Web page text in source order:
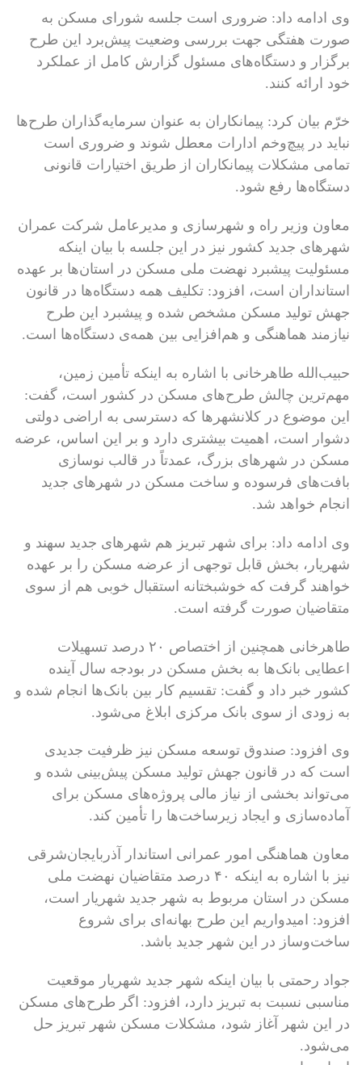
وی ادامه داد: ضروری است جلسه شورای مسکن به
صورت هفتگی جهت بررسی وضعیت پیش‌برد این طرح
برگزار و دستگاه‌های مسئول گزارش کامل از عملکرد
خود ارائه کنند.
خرّم بیان کرد: پیمانکاران به عنوان سرمایه‌گذاران طرح‌ها
نباید در پیچ‌وخم ادارات معطل شوند و ضروری است
تمامی مشکلات پیمانکاران از طریق اختیارات قانونی
دستگاه‌ها رفع شود.
معاون وزیر راه و شهرسازی و مدیرعامل شرکت عمران
شهرهای جدید کشور نیز در این جلسه با بیان اینکه
مسئولیت پیشبرد نهضت ملی مسکن در استان‌ها بر عهده
استانداران است، افزود: تکلیف همه دستگاه‌ها در قانون
جهش تولید مسکن مشخص شده و پیشبرد این طرح
نیازمند هماهنگی و هم‌افزایی بین همه‌ی دستگاه‌ها است.
حبیب‌الله طاهرخانی با اشاره به اینکه تأمین زمین،
مهم‌ترین چالش طرح‌های مسکن در کشور است، گفت:
این موضوع در کلانشهرها که دسترسی به اراضی دولتی
دشوار است، اهمیت بیشتری دارد و بر این اساس، عرضه
مسکن در شهرهای بزرگ، عمدتاً در قالب نوسازی
بافت‌های فرسوده و ساخت مسکن در شهرهای جدید
انجام خواهد شد.
وی ادامه داد: برای شهر تبریز هم شهرهای جدید سهند و
شهریار، بخش قابل توجهی از عرضه مسکن را بر عهده
خواهند گرفت که خوشبختانه استقبال خوبی هم از سوی
متقاضیان صورت گرفته است.
طاهرخانی همچنین از اختصاص ۲۰ درصد تسهیلات
اعطایی بانک‌ها به بخش مسکن در بودجه سال آینده
کشور خبر داد و گفت: تقسیم کار بین بانک‌ها انجام شده و
به زودی از سوی بانک مرکزی ابلاغ می‌شود.
وی افزود: صندوق توسعه مسکن نیز ظرفیت جدیدی
است که در قانون جهش تولید مسکن پیش‌بینی شده و
می‌تواند بخشی از نیاز مالی پروژه‌های مسکن برای
آماده‌سازی و ایجاد زیرساخت‌ها را تأمین کند.
معاون هماهنگی امور عمرانی استاندار آذربایجان‌شرقی
نیز با اشاره به اینکه ۴۰ درصد متقاضیان نهضت ملی
مسکن در استان مربوط به شهر جدید شهریار است،
افزود: امیدواریم این طرح بهانه‌ای برای شروع
ساخت‌وساز در این شهر جدید باشد.
جواد رحمتی با بیان اینکه شهر جدید شهریار موقعیت
مناسبی نسبت به تبریز دارد، افزود: اگر طرح‌های مسکن
در این شهر آغاز شود، مشکلات مسکن شهر تبریز حل
می‌شود.